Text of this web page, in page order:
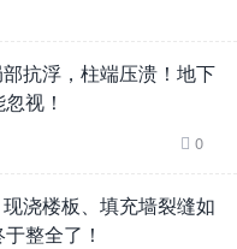
抗浮，柱端压溃！地下
视！
 0
浇楼板、填充墙裂缝如
整全了！